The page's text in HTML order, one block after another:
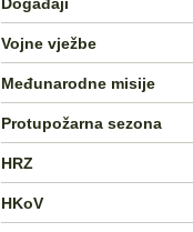
Vojne vježbe
Međunarodne misije
Protupožarna sezona
HRZ
HKoV